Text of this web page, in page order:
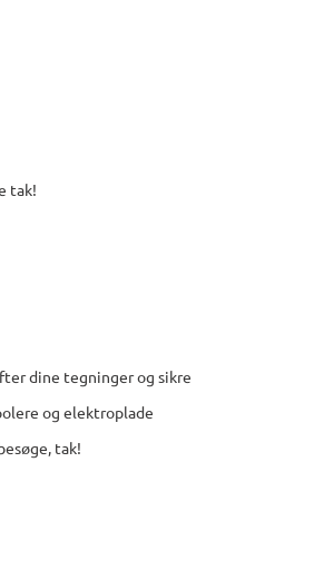
tak!
dine tegninger og sikre
og elektroplade
tak!